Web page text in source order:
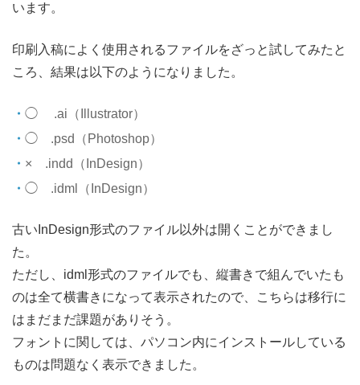
います。
印刷入稿によく使用されるファイルをざっと試してみたと
ころ、結果は以下のようになりました。
◯ .ai（Illustrator）
◯ .psd（Photoshop）
× .indd（InDesign）
◯ .idml（InDesign）
古いInDesign形式のファイル以外は開くことができまし
た。
ただし、idml形式のファイルでも、縦書きで組んでいたも
のは全て横書きになって表示されたので、こちらは移行に
はまだまだ課題がありそう。
フォントに関しては、パソコン内にインストールしている
ものは問題なく表示できました。